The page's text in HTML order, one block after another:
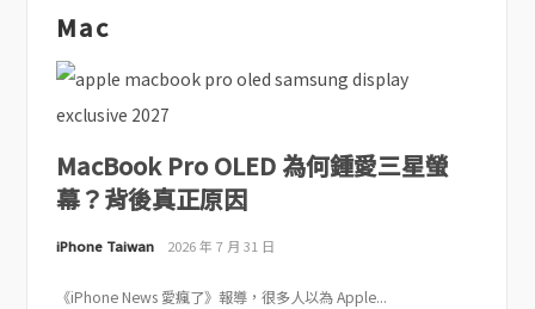
Mac
MacBook Pro OLED 為何鍾愛三星螢
幕？背後真正原因
iPhone Taiwan 2026 年 7 月 31 日
《iPhone News 愛瘋了》報導，很多人以為 Apple...